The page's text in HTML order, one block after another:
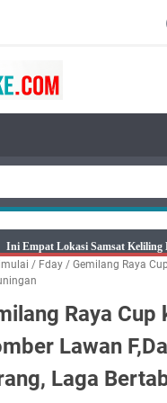
Jumat 7 Agustus 2026 Mobil SIM
Kecamatan Sindangagung
Dicabut Dari Hidupmu, Kamu
Kelaparan Meskipun Memiliki
Salat Lima Waktu itu Bukan
juga Tempat Beristirahat yang
/ Fday / Gemilang Raya
Raya Cup
Lawan
Laga